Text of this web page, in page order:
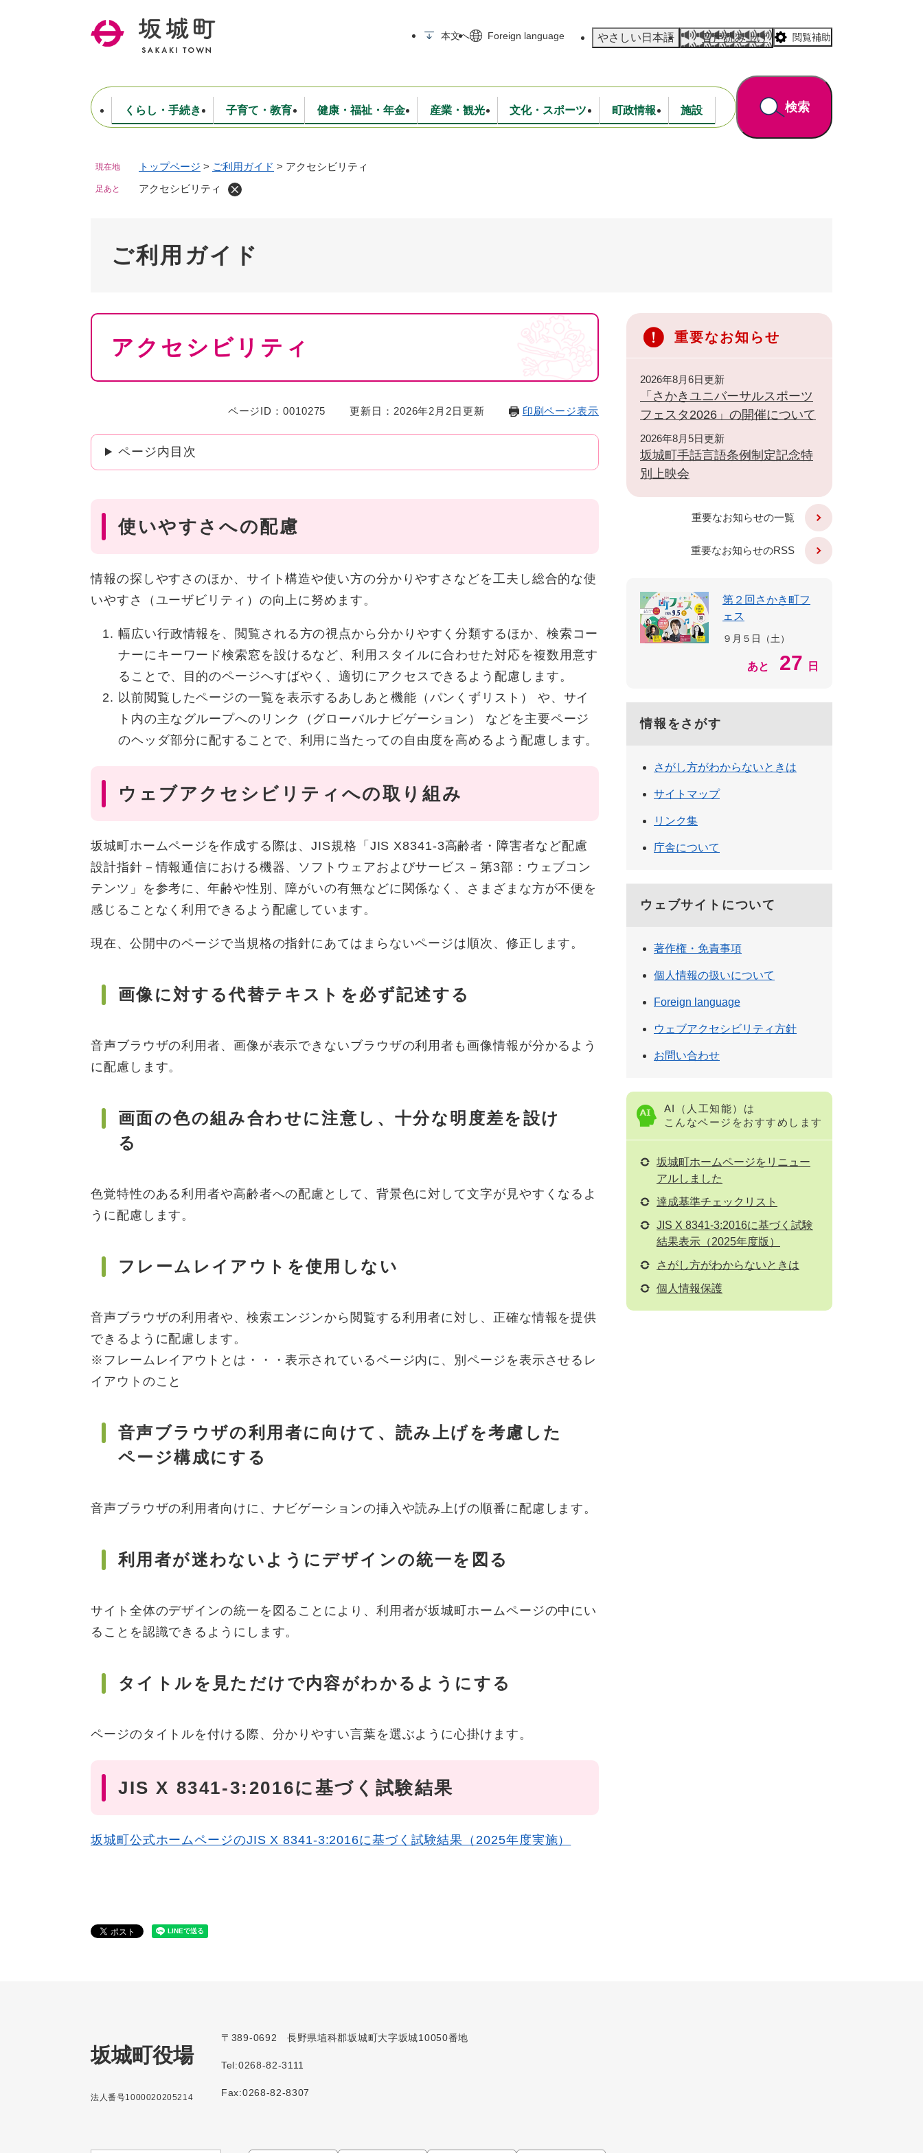
本文へ Foreign language やさしい日本語 音声読み上げ 閲覧補助
くらし・手続き
住民票・戸籍・証明 防災・行政無線
税金
子育て・教育
妊娠・出産・子育て 保育
健康・福祉・年金
健康・医療 福祉
産業・観光
商工業 農林業
文化・スポーツ
生涯学習・スポーツ 文化
町政情報
ようこそ町長室へ 坂城町について
人事・採用・職員
施設
公共施設
検索
現在地 トップページ > ご利用ガイド > アクセシビリティ
足あと アクセシビリティ
ご利用ガイド
本
アクセシビリティ
ページID：0010275 更新日：2026年2月2日更新 印刷ページ表示
ページ内目次
使いやすさへの配慮
情報の探しやすさのほか、サイト構造や使い方の分かりやすさなどを工夫し総合的な使
いやすさ（ユーザビリティ）の向上に努めます。
幅広い行政情報を、閲覧される方の視点から分かりやすく分類するほか、検索コー
ナーにキーワード検索窓を設けるなど、利用スタイルに合わせた対応を複数用意す
ることで、目的のページへすばやく、適切にアクセスできるよう配慮します。
以前閲覧したページの一覧を表示するあしあと機能（パンくずリスト） や、サイ
ト内の主なグループへのリンク（グローバルナビゲーション） などを主要ページ
のヘッダ部分に配することで、利用に当たっての自由度を高めるよう配慮します。
ウェブアクセシビリティへの取り組み
坂城町ホームページを作成する際は、JIS規格「JIS X8341-3高齢者・障害者など配慮
設計指針－情報通信における機器、ソフトウェアおよびサービス－第3部：ウェブコン
テンツ」を参考に、年齢や性別、障がいの有無などに関係なく、さまざまな方が不便を
感じることなく利用できるよう配慮しています。
現在、公開中のページで当規格の指針にあてはまらないページは順次、修正します。
画像に対する代替テキストを必ず記述する
音声ブラウザの利用者、画像が表示できないブラウザの利用者も画像情報が分かるよう
に配慮します。
画面の色の組み合わせに注意し、十分な明度差を設け
る
色覚特性のある利用者や高齢者への配慮として、背景色に対して文字が見やすくなるよ
うに配慮します。
フレームレイアウトを使用しない
音声ブラウザの利用者や、検索エンジンから閲覧する利用者に対し、正確な情報を提供
できるように配慮します。
※フレームレイアウトとは・・・表示されているページ内に、別ページを表示させるレ
イアウトのこと
音声ブラウザの利用者に向けて、読み上げを考慮した
ページ構成にする
音声ブラウザの利用者向けに、ナビゲーションの挿入や読み上げの順番に配慮します。
利用者が迷わないようにデザインの統一を図る
サイト全体のデザインの統一を図ることにより、利用者が坂城町ホームページの中にい
ることを認識できるようにします。
タイトルを見ただけで内容がわかるようにする
ページのタイトルを付ける際、分かりやすい言葉を選ぶように心掛けます。
JIS X 8341-3:2016に基づく試験結果
坂城町公式ホームページの​JIS X 8341-3:2016に基づく試験結果（2025年度実施）
重要なお知らせ
2026年8月6日更新
「さかきユニバーサルスポーツ
フェスタ2026」の開催について
2026年8月5日更新
坂城町手話言語条例制定記念特
別上映会
重要なお知らせの一覧
重要なお知らせのRSS
第２回さかき町フ
ェス
９月５日（土）
あと 27 日
情報をさがす
さがし方がわからないときは
サイトマップ
リンク集
庁舎について
ウェブサイトについて
著作権・免責事項
個人情報の扱いについて
Foreign language
ウェブアクセシビリティ方針
お問い合わせ
AI（人工知能）は
こんなページをおすすめします
坂城町ホームページをリニュー
アルしました
達成基準チェックリスト
JIS X 8341-3:2016に基づく試験
結果表示（2025年度版）
さがし方がわからないときは
個人情報保護
坂城町役場
法人番号1000020205214
〒389-0692 長野県埴科郡坂城町大字坂城10050番地
Tel:0268-82-3111
Fax:0268-82-8307